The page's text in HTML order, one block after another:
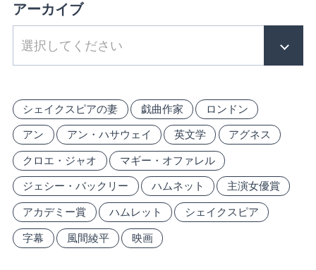
アーカイブ
シェイクスピアの妻 戯曲作家 ロンドン
アン アン・ハサウェイ 英文学 アグネス
クロエ・ジャオ マギー・オファレル
ジェシー・バックリー ハムネット 主演女優賞
アカデミー賞 ハムレット シェイクスピア
字幕 風間綾平 映画